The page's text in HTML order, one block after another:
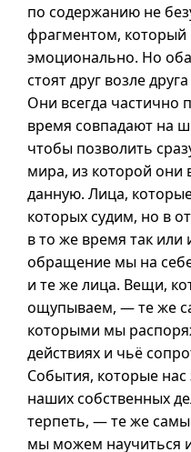
по содержанию не
фрагментом,
эмоционально. Но
стоят друг возле
Они всегда частично
время совпадают на
чтобы позволить
мира, из которой они
данную. Лица,
которых судим, но в
в то же время так или
обращение мы на
и те же лица. Вещи,
ощупываем, — те же
которыми мы
действиях и чьё
События, которые нас
наших собственных
терпеть, — те же
мы можем научиться